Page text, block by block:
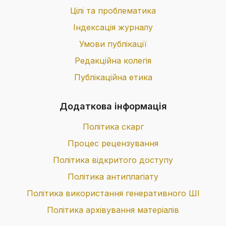
Цілі та проблематика
Індексація журналу
Умови публікації
Редакційна колегія
Публікаційна етика
Додаткова інформація
Політика скарг
Процес рецензування
Політика відкритого доступу
Політика антиплагіату
Політика використання генеративного ШІ
Політика архівування матеріалів